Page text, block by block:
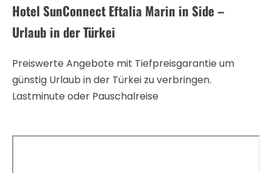
Hotel SunConnect Eftalia Marin in Side –
Urlaub in der Türkei
Preiswerte Angebote mit Tiefpreisgarantie um
günstig Urlaub in der Türkei zu verbringen.
Lastminute oder Pauschalreise